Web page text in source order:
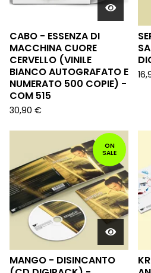
CABO - ESSENZA DI
MACCHINA CUORE
CERVELLO (VINILE
BIANCO AUTOGRAFATO E
NUMERATO 500 COPIE) -
COM 515
30,90 €
ON
SALE
MANGO - DISINCANTO